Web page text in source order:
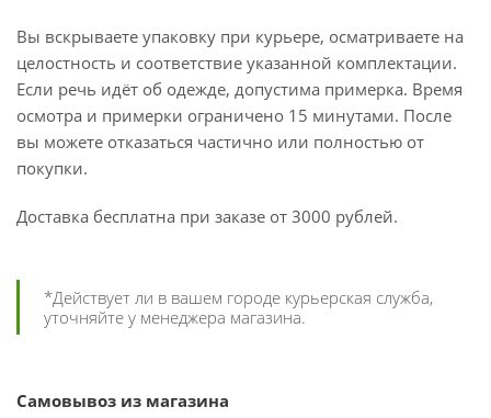
Вы вскрываете упаковку при курьере, осматриваете на
целостность и соответствие указанной комплектации.
Если речь идёт об одежде, допустима примерка. Время
осмотра и примерки ограничено 15 минутами. После
вы можете отказаться частично или полностью от
покупки.
Доставка бесплатна при заказе от 3000 рублей.
*Действует ли в вашем городе курьерская служба,
уточняйте у менеджера магазина.
Самовывоз из магазина